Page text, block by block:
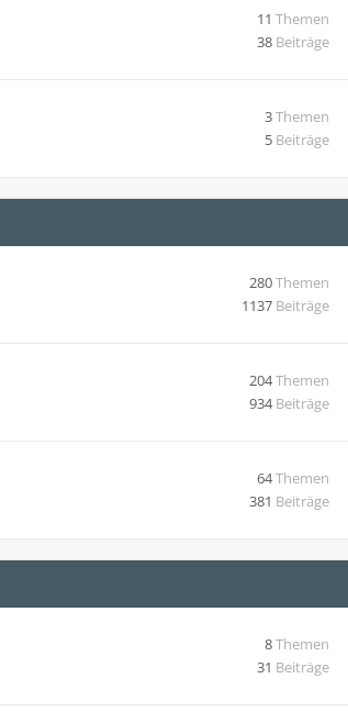
11 Themen
38 Beiträge
3Themen
5 Beiträge
280Themen
1137 Beiträge
204Themen
934Beiträge
64Themen
381 Beiträge
8Themen
31 Beiträge